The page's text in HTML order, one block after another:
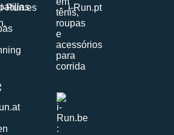
i-Run.es i-Run.pt